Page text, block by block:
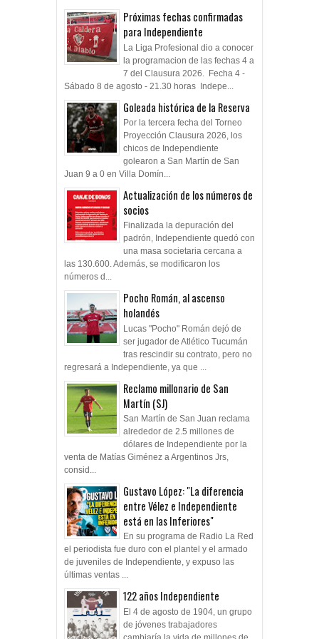
Próximas fechas confirmadas
para Independiente
La Liga Profesional dio a conocer
la programacion de las fechas 4 a
7 del Clausura 2026. Fecha 4 -
Sábado 8 de agosto - 21.30 horas Indepe...
Goleada histórica de la Reserva
Por la tercera fecha del Torneo
Proyección Clausura 2026, los
chicos de Independiente
golearon a San Martín de San
Juan 9 a 0 en Villa Domín...
Actualización de los números de
socios
Finalizada la depuración del
padrón, Independiente quedó con
una masa societaria cercana a
las 130.600. Además, se modificaron los
números d...
Pocho Román, al ascenso
holandés
Lucas "Pocho" Román dejó de
ser jugador de Atlético Tucumán
tras rescindir su contrato, pero no
regresará a Independiente, ya que ...
Reclamo millonario de San
Martín (SJ)
San Martín de San Juan reclama
alrededor de 2.5 millones de
dólares de Independiente por la
venta de Matías Giménez a Argentinos Jrs,
consid...
Gustavo López: "La diferencia
entre Vélez e Independiente
está en las Inferiores"
En su programa de Radio La Red
el periodista fue duro con el plantel y el armado
de juveniles de Independiente, y expuso las
últimas ventas ...
122 años Independiente
El 4 de agosto de 1904, un grupo
de jóvenes trabajadores